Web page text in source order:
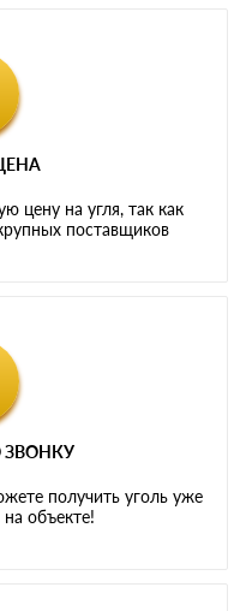
цену на угля, так как
поставщиков
ЗВОНКУ
получить уголь уже
на объекте!